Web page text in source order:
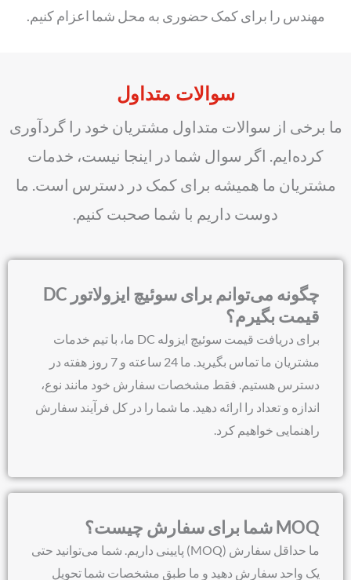
مهندس را برای کمک حضوری به محل شما اعزام کنیم.
سوالات متداول
ما برخی از سوالات متداول مشتریان خود را گردآوری
کرده‌ایم. اگر سوال شما در اینجا نیست، خدمات
مشتریان ما همیشه برای کمک در دسترس است. ما
دوست داریم با شما صحبت کنیم.
چگونه می‌توانم برای سوئیچ ایزولاتور DC
قیمت بگیرم؟
برای دریافت قیمت سوئیچ ایزوله DC ما، با تیم خدمات
مشتریان ما تماس بگیرید. ما 24 ساعته و 7 روز هفته در
دسترس هستیم. فقط مشخصات سفارش خود مانند نوع،
اندازه و تعداد را ارائه دهید. ما شما را در کل فرآیند سفارش
راهنمایی خواهیم کرد.
MOQ شما برای سفارش چیست؟
ما حداقل سفارش (MOQ) پایینی داریم. شما می‌توانید حتی
یک واحد سفارش دهید و ما طبق مشخصات شما تحویل